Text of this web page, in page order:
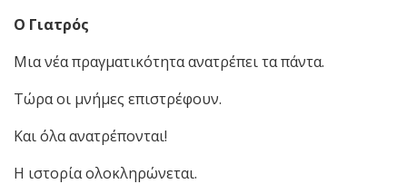
Ο Γιατρός
Μια νέα πραγματικότητα ανατρέπει τα πάντα.
Τώρα οι μνήμες επιστρέφουν.
Και όλα ανατρέπονται!
Η ιστορία ολοκληρώνεται.